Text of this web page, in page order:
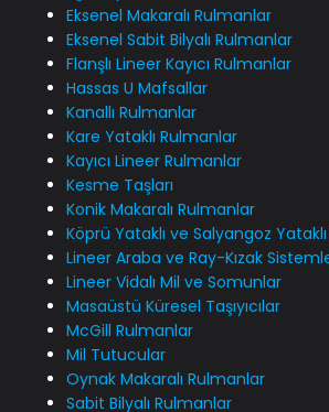
Eksenel Makaralı Rulmanlar
Eksenel Sabit Bilyalı Rulmanlar
Flanşlı Lineer Kayıcı Rulmanlar
Hassas U Mafsallar
Kanallı Rulmanlar
Kare Yataklı Rulmanlar
Kayıcı Lineer Rulmanlar
Kesme Taşları
Konik Makaralı Rulmanlar
Köprü Yataklı ve Salyangoz
Lineer Araba ve Ray-Kızak
Lineer Vidalı Mil ve Somunlar
Masaüstü Küresel Taşıyıcılar
McGill Rulmanlar
Mil Tutucular
Oynak Makaralı Rulmanlar
Sabit Bilyalı Rulmanlar